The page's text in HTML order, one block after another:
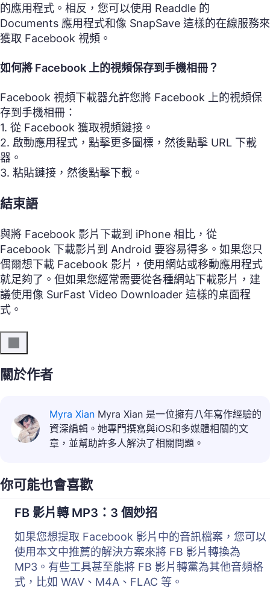
的應用程式。相反，您可以使用 Readdle 的
Documents 應用程式和像 SnapSave 這樣的在線服務來
獲取 Facebook 視頻。
如何將 Facebook 上的視頻保存到手機相冊？
Facebook 視頻下載器允許您將 Facebook 上的視頻保
存到手機相冊：
1. 從 Facebook 獲取視頻鏈接。
2. 啟動應用程式，點擊更多圖標，然後點擊 URL 下載
器。
3. 粘貼鏈接，然後點擊下載。
結束語
與將 Facebook 影片下載到 iPhone 相比，從
Facebook 下載影片到 Android 要容易得多。如果您只
偶爾想下載 Facebook 影片，使用網站或移動應用程式
就足夠了。但如果您經常需要從各種網站下載影片，建
議使用像 SurFast Video Downloader 這樣的桌面程
式。
關於作者
Myra Xian Myra Xian 是一位擁有八年寫作經驗的
資深編輯。她專門撰寫與iOS和多媒體相關的文
章，並幫助許多人解決了相關問題。
你可能也會喜歡
FB 影片轉 MP3：3 個妙招
如果您想提取 Facebook 影片中的音訊檔案，您可以
使用本文中推薦的解決方案來將 FB 影片轉換為
MP3。有些工具甚至能將 FB 影片轉黨為其他音頻格
式，比如 WAV、M4A、FLAC 等。